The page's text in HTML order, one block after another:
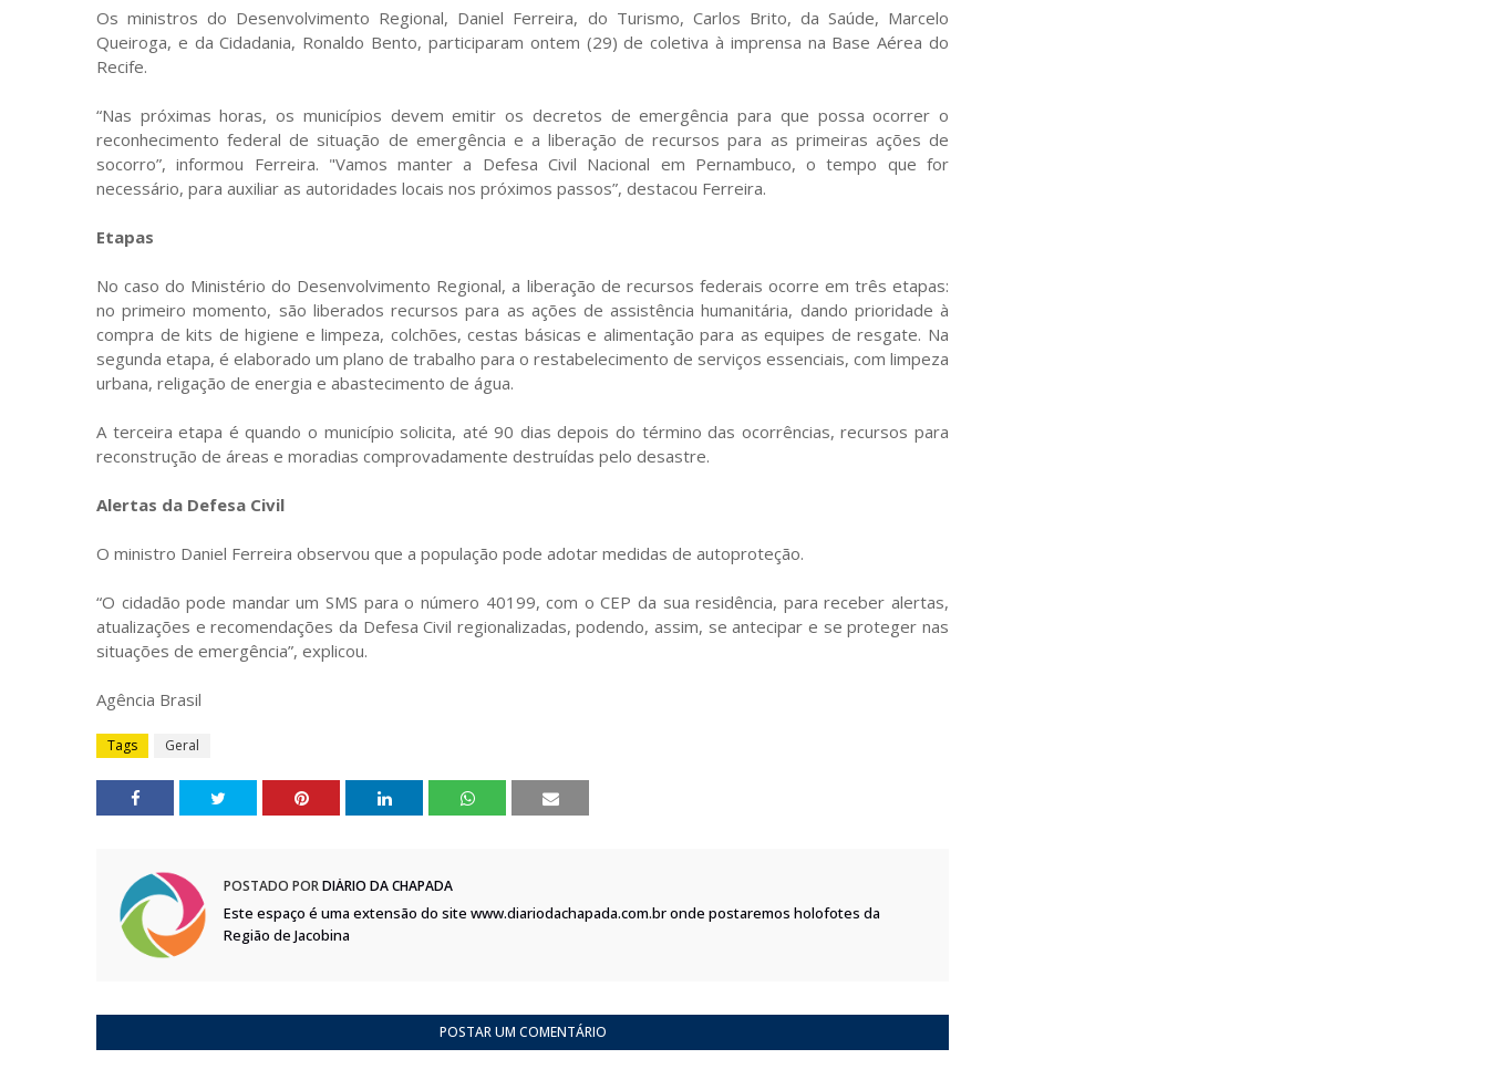
Os ministros do Desenvolvimento Regional, Daniel Ferreira, do Turismo, Carlos Brito, da Saúde, Marcelo
Queiroga, e da Cidadania, Ronaldo Bento, participaram ontem (29) de coletiva à imprensa na Base Aérea do
Recife.
“Nas próximas horas, os municípios devem emitir os decretos de emergência para que possa ocorrer o
reconhecimento federal de situação de emergência e a liberação de recursos para as primeiras ações de
socorro”, informou Ferreira. "Vamos manter a Defesa Civil Nacional em Pernambuco, o tempo que for
necessário, para auxiliar as autoridades locais nos próximos passos”, destacou Ferreira.
Etapas
No caso do Ministério do Desenvolvimento Regional, a liberação de recursos federais ocorre em três etapas:
no primeiro momento, são liberados recursos para as ações de assistência humanitária, dando prioridade à
compra de kits de higiene e limpeza, colchões, cestas básicas e alimentação para as equipes de resgate. Na
segunda etapa, é elaborado um plano de trabalho para o restabelecimento de serviços essenciais, com limpeza
urbana, religação de energia e abastecimento de água.
A terceira etapa é quando o município solicita, até 90 dias depois do término das ocorrências, recursos para
reconstrução de áreas e moradias comprovadamente destruídas pelo desastre.
Alertas da Defesa Civil
O ministro Daniel Ferreira observou que a população pode adotar medidas de autoproteção.
“O cidadão pode mandar um SMS para o número 40199, com o CEP da sua residência, para receber alertas,
atualizações e recomendações da Defesa Civil regionalizadas, podendo, assim, se antecipar e se proteger nas
situações de emergência”, explicou.
Agência Brasil
Tags Geral
POSTADO PORDIÁRIO DA CHAPADA
Este espaço é uma extensão do site www.diariodachapada.com.br onde postaremos holofotes da
Região de Jacobina
POSTAR UM COMENTÁRIO